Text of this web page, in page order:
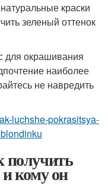
краски
зеленый оттенок
для окрашивания
наиболее
не навредить
luchshe-pokrasitsya-
получить
кому он